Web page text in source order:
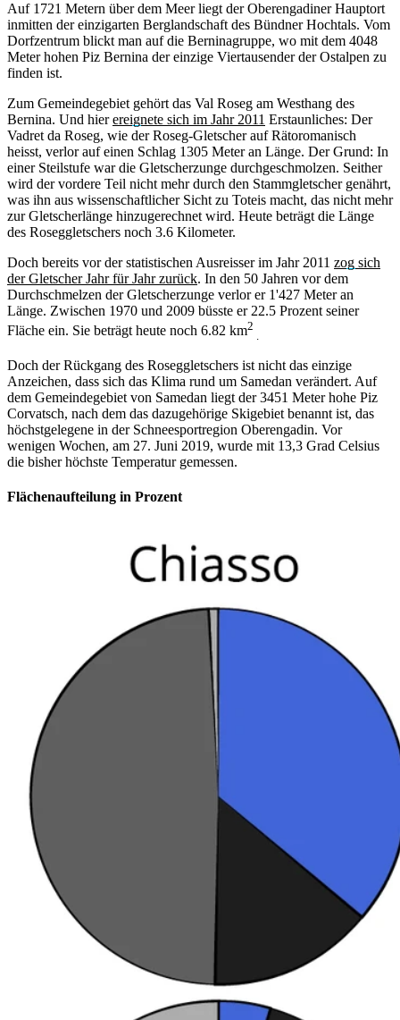
Auf 1721 Metern über dem Meer liegt der Oberengadiner Hauptort
inmitten der einzigarten Berglandschaft des Bündner Hochtals. Vom
Dorfzentrum blickt man auf die Berninagruppe, wo mit dem 4048
Meter hohen Piz Bernina der einzige Viertausender der Ostalpen zu
finden ist.
Zum Gemeindegebiet gehört das Val Roseg am Westhang des
Bernina. Und hierereignete sich im Jahr 2011 Erstaunliches: Der
Vadret da Roseg, wie der Roseg-Gletscher auf Rätoromanisch
heisst, verlor auf einen Schlag 1305 Meter an Länge. Der Grund: In
einer Steilstufe war die Gletscherzunge durchgeschmolzen. Seither
wird der vordere Teil nicht mehr durch den Stammgletscher genährt,
was ihn aus wissenschaftlicher Sicht zu Toteis macht, das nicht mehr
zur Gletscherlänge hinzugerechnet wird. Heute beträgt die Länge
des Roseggletschers noch 3.6 Kilometer.
Doch bereits vor der statistischen Ausreisser im Jahr 2011 zog sich
der Gletscher Jahr für Jahr zurück. In den 50 Jahren vor dem
Durchschmelzen der Gletscherzunge verlor er 1'427 Meter an
Länge. Zwischen 1970 und 2009 büsste er 22.5 Prozent seiner
Fläche ein. Sie beträgt heute noch 6.82 km2
Doch der Rückgang des Roseggletschers ist nicht das einzige
Anzeichen, dass sich das Klima rund um Samedan verändert. Auf
dem Gemeindegebiet von Samedan liegt der 3451 Meter hohe Piz
Corvatsch, nach dem das dazugehörige Skigebiet benannt ist, das
höchstgelegene in der Schneesportregion Oberengadin. Vor
wenigen Wochen, am 27. Juni 2019, wurde mit 13,3 Grad Celsius
die bisher höchste Temperatur gemessen.
Flächenaufteilung in Prozent